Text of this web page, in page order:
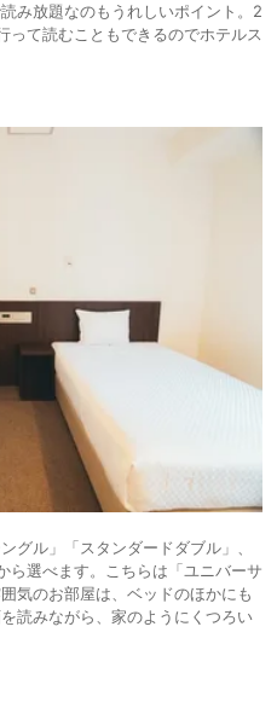
み放題なのもうれしいポイント。2
って読むこともできるのでホテルス
グル」「スタンダードダブル」、
ら選べます。こちらは「ユニバーサ
気のお部屋は、ベッドのほかにも
読みながら、家のようにくつろい